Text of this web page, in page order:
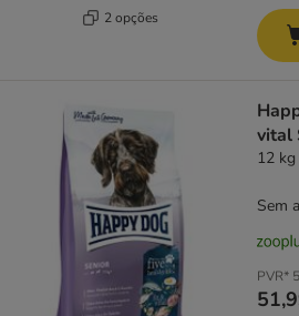
2 opções
vital
12 kg
PVR*
Sem